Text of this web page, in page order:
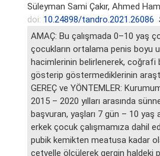
Süleyman Sami Çakır, Ahmed
doi: 10.24898/tandro.2021.26086
AMAÇ: Bu çalışmada 0–10 yaş
çocukların ortalama penis boyu
hacimlerinin belirlenerek, coğrafi
gösterip göstermediklerinin
GEREÇ ve YÖNTEMLER:
2015 – 2020 yılları arasında
başvuran, yaşları 7 gün – 10 yaş
erkek çocuk çalışmamıza dahil
pubik kemikten meatusa kadar
cetvelle ölçülerek gergin haldeki